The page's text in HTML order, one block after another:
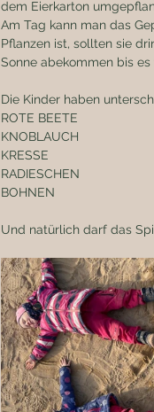
dem Eierkarton
Am Tag kann man das
Pflanzen ist, sollten sie
Sonne abekommen bis
Die Kinder haben
ROTE BEETE
KNOBLAUCH
KRESSE
RADIESCHEN
BOHNEN
Und natürlich darf das